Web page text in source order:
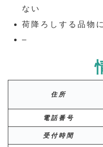
ない
荷降ろしする品物
–
住所
電話番号
受付時間